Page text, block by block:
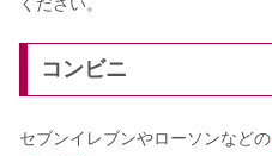
コンビニ
セブンイレブンやローソンなどの